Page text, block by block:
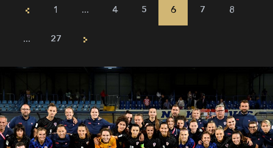
1 ... 4 5 6 7 8
... 27